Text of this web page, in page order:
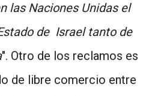
las Naciones Unidas el
de Israel tanto de
". Otro de los reclamos es
de libre comercio entre